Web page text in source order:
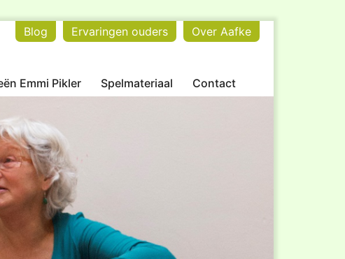
Blog Ervaringen ouders Over Aafke
Emmi Pikler Spelmateriaal Contact